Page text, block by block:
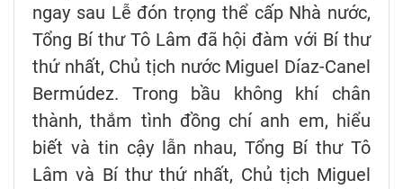
ngay sau Lễ đón trọng thể cấp Nhà nước,
Tổng Bí thư Tô Lâm đã hội đàm với Bí thư
thứ nhất, Chủ tịch nước Miguel Díaz-Canel
Bermúdez. Trong bầu không khí chân
thành, thắm tình đồng chí anh em, hiểu
biết và tin cậy lẫn nhau, Tổng Bí thư Tô
Lâm và Bí thư thứ nhất, Chủ tịch Miguel